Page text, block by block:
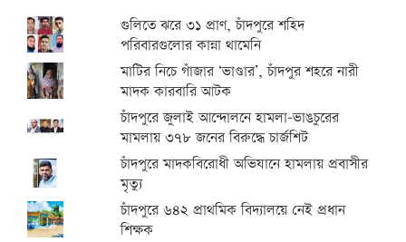
গুলিতে ঝরে ৩১ প্রাণ, চাঁদপুরে শহিদ
পরিবারগুলোর কান্না থামেনি
মাটির নিচে গাঁজার ‘ভাণ্ডার’, চাঁদপুর শহরে নারী
মাদক কারবারি আটক
চাঁদপুরে জুলাই আন্দোলনে হামলা-ভাঙচুরের
মামলায় ৩৭৮ জনের বিরুদ্ধে চার্জশিট
চাঁদপুরে মাদকবিরোধী অভিযানে হামলায় প্রবাসীর
মৃত্যু
চাঁদপুরে ৬৪২ প্রাথমিক বিদ্যালয়ে নেই প্রধান
শিক্ষক